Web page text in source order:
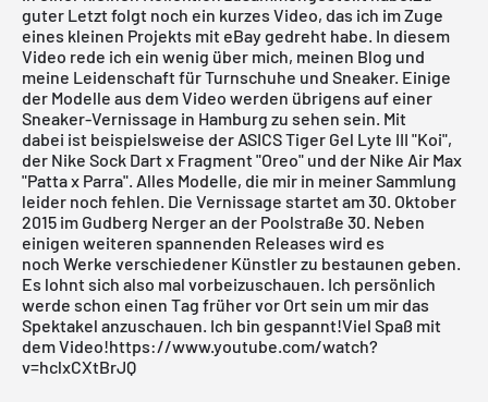
guter Letzt folgt noch ein kurzes Video, das ich im Zuge
eines kleinen Projekts mit eBaygedreht habe. In diesem
Video rede ich ein wenig über mich, meinen Blog und
meine Leidenschaft für Turnschuhe und Sneaker. Einige
der Modelle aus dem Video werden übrigens auf einer
Sneaker-Vernissage in Hamburg zu sehen sein. Mit
dabei ist beispielsweise der ASICS Tiger Gel Lyte III "Koi",
der Nike Sock Dart x Fragment "Oreo" und der Nike Air Max
"Patta x Parra". Alles Modelle, die mir in meiner Sammlung
leider noch fehlen. Die Vernissage startet am 30. Oktober
2015 im Gudberg Nergeran der Poolstraße 30. Neben
einigen weiteren spannenden Releases wird es
noch Werke verschiedener Künstler zu bestaunen geben.
Es lohnt sich also mal vorbeizuschauen. Ich persönlich
werde schon einen Tag früher vor Ort sein um mir das
Spektakel anzuschauen. Ich bin gespannt!Viel Spaß mit
dem Video!https://www.youtube.com/watch?
v=hclxCXtBrJQ